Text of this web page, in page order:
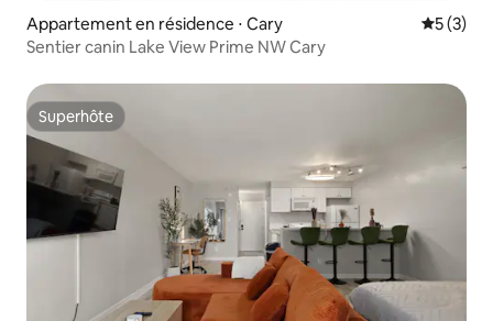
Appartement en résidence ⋅ Cary
5 (3)
Sentier canin Lake View Prime NW Cary
Superhôte
Superhôte